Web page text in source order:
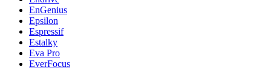
EnGenius
Epsilon
Espressif
Estalky
Eva Pro
EverFocus